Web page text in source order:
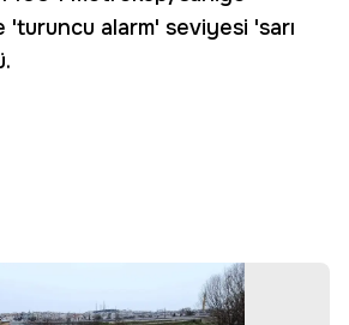
'turuncu alarm' seviyesi 'sarı